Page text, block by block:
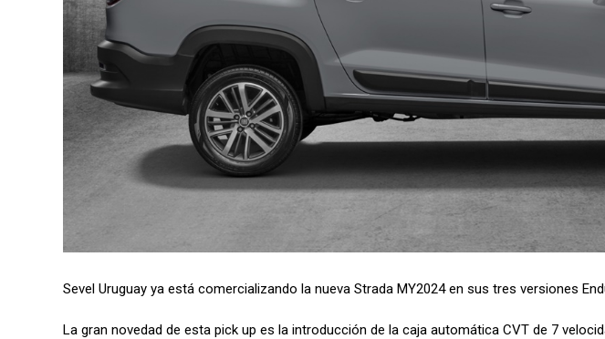
Sevel Uruguay ya está comercializando la nueva Strada MY2024 en sus tres versiones
La gran novedad de esta pick up es la introducción de la caja automática CVT de 7